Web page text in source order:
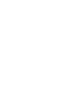
en
y descubre